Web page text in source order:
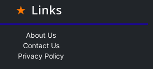
Links
About Us
Contact Us
Privacy Policy